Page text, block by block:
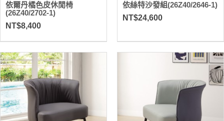
依爾丹橘色皮休閒椅
(26Z40/2702-1)
NT$8,400
依絲特沙發組(26Z40/2646-1)
NT$24,600